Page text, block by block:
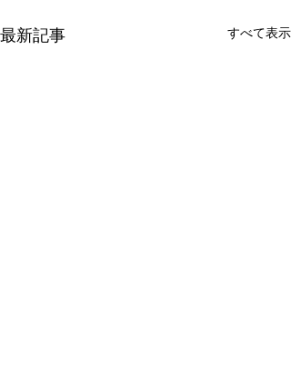
最新記事 すべて表示